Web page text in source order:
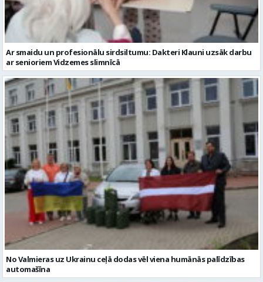
No Valmieras uz Ukrainu ceļā dodas vēl viena humānās palīdzības
automašīna